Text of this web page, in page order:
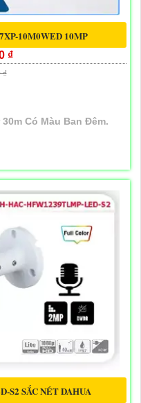
10M0WED 10MP
₫
₫
Có Màu Ban Ðêm.
S2 SẮC NÉT DAHUA